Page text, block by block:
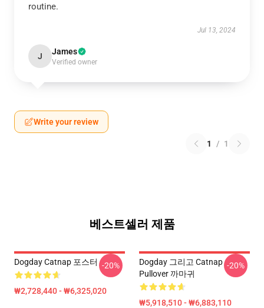
routine.
Jul 13, 2024
J James
Verified owner
Write your review
1 / 1
베스트셀러 제품
Dogday Catnap 포스터
₩2,728,440 - ₩6,325,020
-20%
Dogday 그리고 Catnap
Pullover 까마귀
₩5,918,510 - ₩6,883,110
-20%